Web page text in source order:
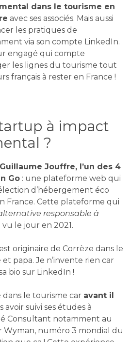
dans le tourisme en
avec ses associés. Mais aussi
les pratiques de
via son compte LinkedIn.
engagé qui compte
les lignes du tourisme tout
français à rester en France !
à impact
?
Guillaume Jouffre, l’un des 4
Go : une plateforme web qui
d’hébergement éco
France. Cette plateforme qui
responsable à
vu le jour en 2021.
originaire de Corrèze dans le
papa. Je n’invente rien car
bio sur LinkedIn !
dans le tourisme car avant il
avoir suivi ses études à
Consultant notamment au
Wyman, numéro 3 mondial du